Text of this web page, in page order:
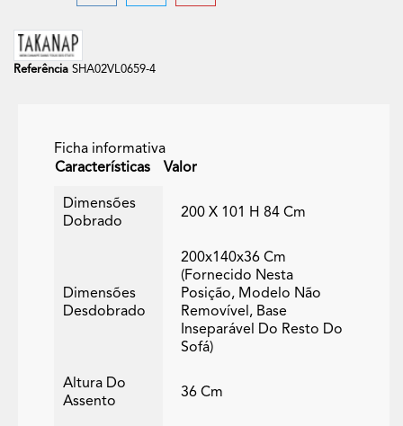
Referência SHA02VL0659-4
Ficha informativa
Características
Valor
Dimensões
Dobrado
200 X 101 H 84 Cm
Dimensões
Desdobrado
200x140x36 Cm
(fornecido Nesta
Posição, Modelo Não
Removível, Base
Inseparável Do Resto Do
Sofá)
Altura Do
Assento
36 Cm